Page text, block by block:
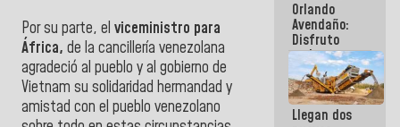
Por su parte, el viceministro para
África, de la cancillería venezolana
agradeció al pueblo y al gobierno de
Vietnam su solidaridad hermandad y
amistad con el pueblo venezolano
Orlando
Avendaño:
Disfruto
cada vez
que escribes
porque lo
que haces
es
Llegan dos